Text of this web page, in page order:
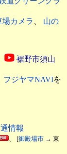
場カメラ 、 山の
裾野市須山
フジヤマNAVIを
情報
、 [御殿場市 → 東